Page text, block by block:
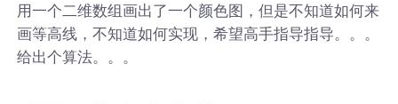
用一个二维数组画出了一个颜色图，但是不知道如何来
画等高线，不知道如何实现，希望高手指导指导。。。
给出个算法。。。